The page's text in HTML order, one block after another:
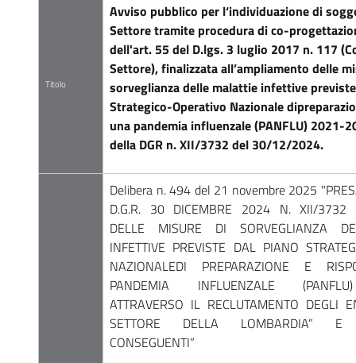
Titolo
Avviso pubblico per l‘individuazione di
Settore tramite procedura di co-
dell'art. 55 del D.lgs. 3 luglio 2017 n. 117
Settore), finalizzata all’ampliamento delle
sorveglianza delle malattie infettive
Strategico-Operativo Nazionale
una pandemia influenzale (PANFLU) 2021-
della DGR n. XII/3732 del 30/12/2024.
Delibera n. 494 del 21 novembre 2025
D.G.R. 30 DICEMBRE 2024 N. XII/3732
DELLE MISURE DI SORVEGLIANZA
INFETTIVE PREVISTE DAL PIANO
NAZIONALEDI PREPARAZIONE E
PANDEMIA INFLUENZALE
ATTRAVERSO IL RECLUTAMENTO DEGLI
SETTORE DELLA LOMBARDIA” E
CONSEGUENTI”